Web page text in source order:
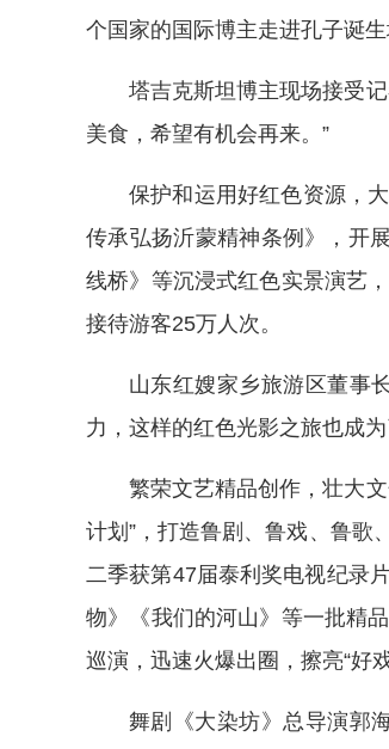
个国家的国际博主走进孔子诞
塔吉克斯坦博主现场接受
美食，希望有机会再来。”
保护和运用好红色资源，
传承弘扬沂蒙精神条例》，开
线桥》等沉浸式红色实景演艺
接待游客25万人次。
山东红嫂家乡旅游区董事
力，这样的红色光影之旅也成
繁荣文艺精品创作，壮大
计划”，打造鲁剧、鲁戏、鲁歌
二季获第47届泰利奖电视纪录
物》《我们的河山》等一批精
巡演，迅速火爆出圈，擦亮“好
舞剧《大染坊》总导演郭